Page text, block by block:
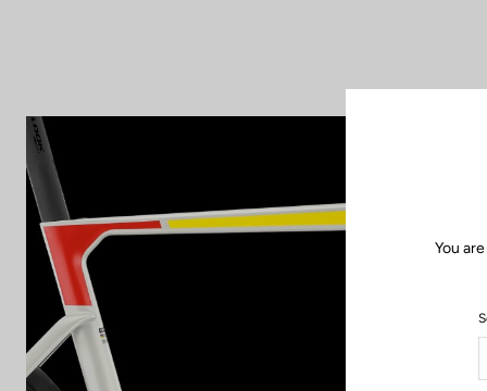
You